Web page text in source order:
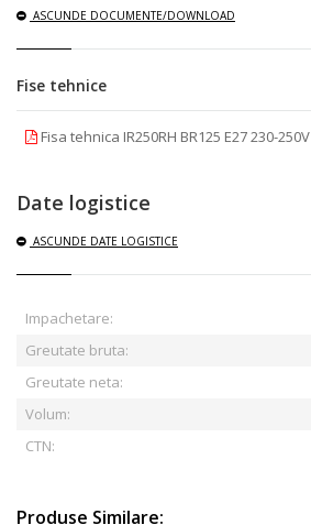
ASCUNDE DOCUMENTE/DOWNLOAD
Fise tehnice
Fisa tehnica IR250RH BR125 E27 230-250V
Date logistice
ASCUNDE DATE LOGISTICE
Impachetare:
Greutate bruta:
Greutate neta:
Volum:
CTN:
Produse Similare: